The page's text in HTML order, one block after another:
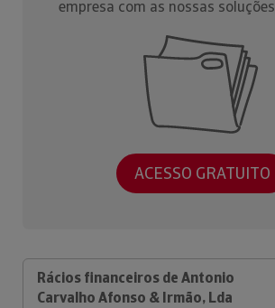
empresa com as nossas soluções
ACESSO GRATUITO
Rácios financeiros de Antonio
Carvalho Afonso & Irmão, Lda